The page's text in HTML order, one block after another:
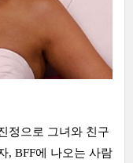
정으로 그녀와 친구
, BFF에 나오는 사람